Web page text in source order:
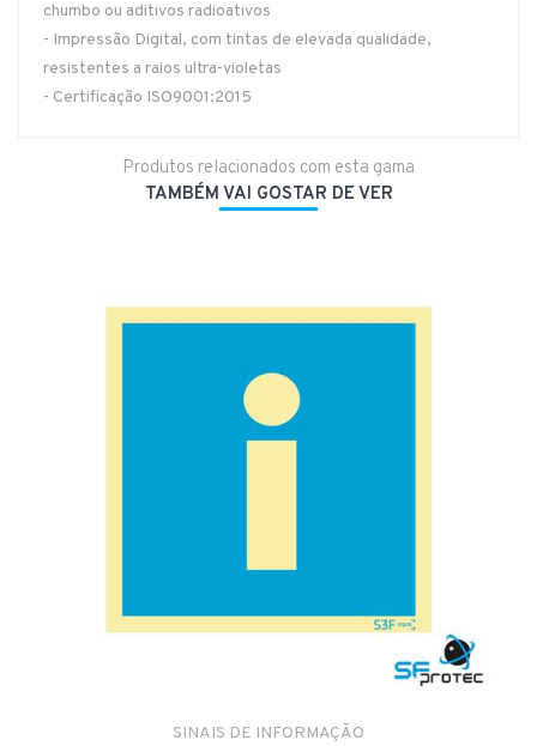
chumbo ou aditivos radioativos
- Impressão Digital, com tintas de elevada qualidade,
resistentes a raios ultra-violetas
- Certificação ISO9001:2015
Produtos relacionados com esta gama
TAMBÉM VAI GOSTAR DE VER
SINAIS DE INFORMAÇÃO